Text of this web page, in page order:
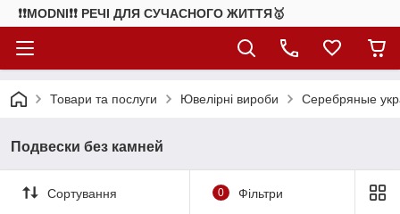
❗❗MODNI❗❗ РЕЧІ ДЛЯ СУЧАСНОГО ЖИТТЯ🥇
Товари та послуги Ювелірні вироби Серебряные
Подвески без камней
Сортування 0 Фільтри